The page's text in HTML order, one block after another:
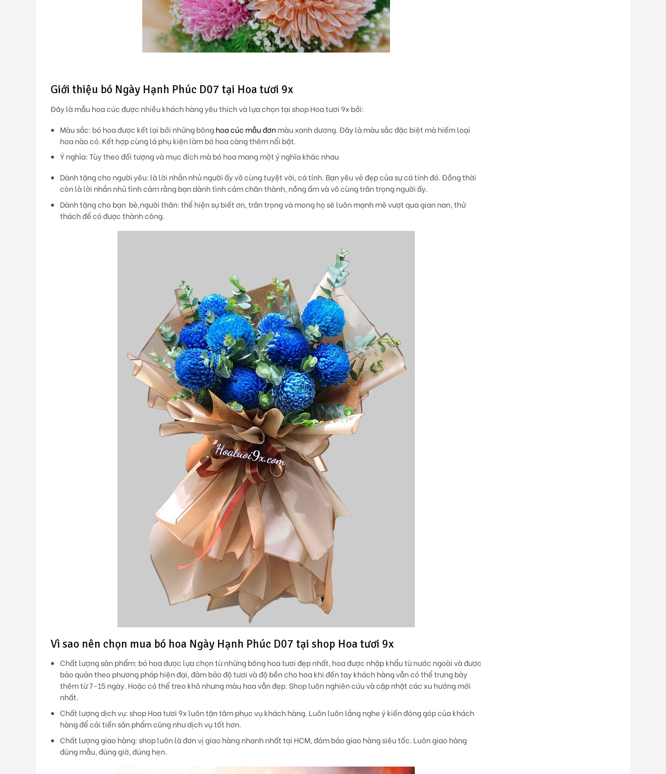
Giới thiệu bó Ngày Hạnh Phúc D07 tại Hoa tươi 9x
Đây là mẫu hoa cúc được nhiều khách hàng yêu thích và lựa chọn tại shop Hoa tươi 9x bởi:
Màu sắc: bó hoa được kết lại bởi những bônghoa cúc mẫu đơnmàu xanh dương. Đây là màu sắc đặc biệt mà hiếm loại
hoa nào có. Kết hợp cùng lá phụ kiện làm bó hoa càng thêm nổi bật.
Ý nghĩa:Tùy theo đối tượng và mục đích mà bó hoa mang một ý nghĩa khác nhau
Dành tặng cho người yêu: là lời nhắn nhủ người ấy vô cùng tuyệt vời, cá tính. Bạn yêu vẻ đẹp của sự cá tính đó. Đồng thời
còn là lời nhắn nhủ tình cảm rằng bạn dành tình cảm chân thành, nồng ấm và vô cùng trân trọng người ấy.
Dành tặng cho bạn bè,người thân: thể hiện sự biết ơn, trân trọng và mong họ sẽ luôn mạnh mẽ vượt qua gian nan, thử
thách để có được thành công.
Vì sao nên chọn mua bó hoa Ngày Hạnh Phúc D07 tại shop Hoa tươi 9x
Chất lượng sản phẩm: bó hoa được lựa chọn từ những bông hoa tươi đẹp nhất, hoa được nhập khẩu từ nước ngoài và được
bảo quản theo phương pháp hiện đại, đảm bảo độ tươi và độ bền cho hoa khi đến tay khách hàng vẫn có thể trưng bày
thêm từ 7-15 ngày. Hoặc có thể treo khô nhưng màu hoa vẫn đẹp. Shop luôn nghiên cứu và cập nhật các xu hướng mới
nhất.
Chất lượng dịch vụ: shop Hoa tươi 9x luôn tận tâm phục vụ khách hàng. Luôn luôn lắng nghe ý kiến đóng góp của khách
hàng để cải tiến sản phẩm cũng như dịch vụ tốt hơn.
Chất lượng giao hàng: shop luôn là đơn vị giao hàng nhanh nhất tại HCM, đảm bảo giao hàng siêu tốc. Luôn giao hàng
đúng mẫu, đúng giờ, đúng hẹn.